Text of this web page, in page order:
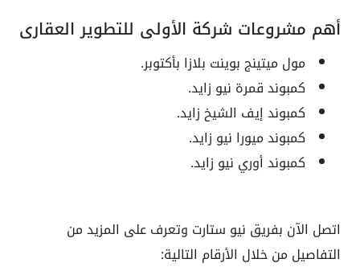
أهم مشروعات شركة الأولى للتطوير العقاري
مول ميتينج بوينت بلازا بأكتوبر.
كمبوند قمرة نيو زايد.
كمبوند إيف الشيخ زايد.
كمبوند ميورا نيو زايد.
كمبوند أوري نيو زايد.
اتصل الآن بفريق نيو ستارت وتعرف على المزيد من
التفاصيل من خلال الأرقام التالية: